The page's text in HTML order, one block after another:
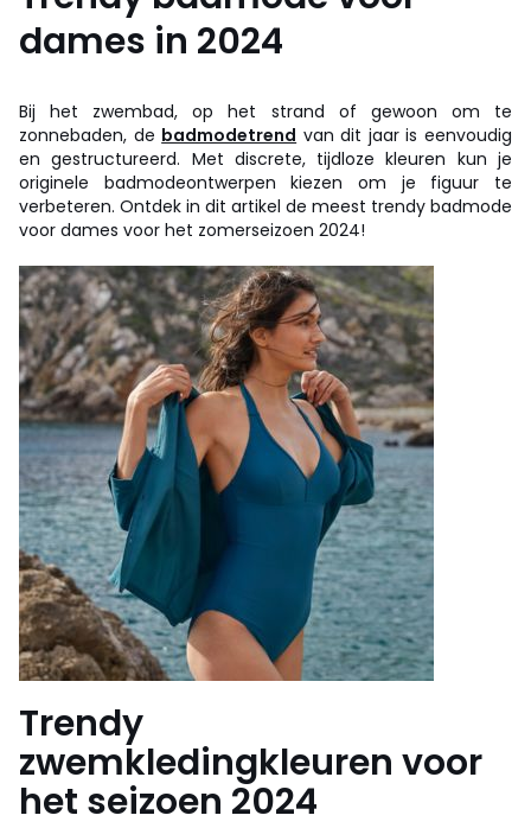
dames in 2024
Bij het zwembad, op het strand of gewoon om te
zonnebaden, de badmodetrend van dit jaar is eenvoudig
en gestructureerd. Met discrete, tijdloze kleuren kun je
originele badmodeontwerpen kiezen om je figuur te
verbeteren. Ontdek in dit artikel de meest trendy badmode
voor dames voor het zomerseizoen 2024!
Trendy
zwemkledingkleuren voor
het seizoen 2024